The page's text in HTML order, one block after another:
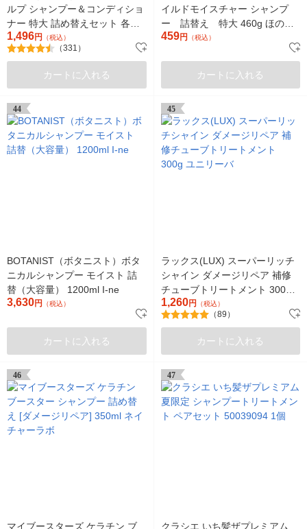
ルプ シャンプー＆コンディショ
ナー 特大 詰め替えセット 各
600g ユニリーバ
1,496円 （税込）
（331）
カートに入れる
イルドモイスチャー シャンプ
ー 詰替え 特大 460g ほのか
なフローラルブリーズの香り
459円 （税込）
カートに入れる
44
BOTANIST（ボタニスト）ボタ
ニカルシャンプー モイスト 詰
替（大容量） 1200ml I-ne
3,630円 （税込）
カートに入れる
45
ラックス(LUX) スーパーリッチ
シャイン ダメージリペア 補修
チューブトリートメント 300g
ユニリーバ
1,260円 （税込）
（89）
カートに入れる
46
マイブースターズ ケラチン ブ
47
クラシエ いち髪ザプレミアム